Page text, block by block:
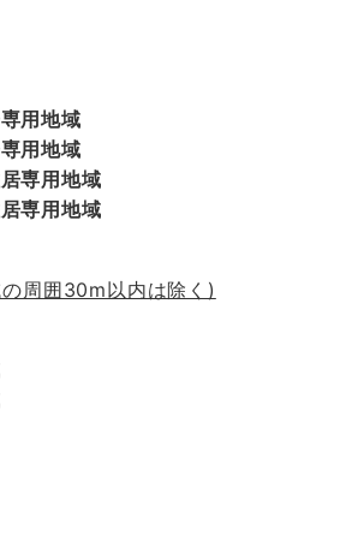
用地域
用地域
専用地域
専用地域
周囲30m以内は除く)